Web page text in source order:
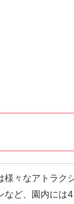
様々なアトラク
など、園内には